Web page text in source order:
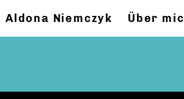
Aldona Niemczyk Über